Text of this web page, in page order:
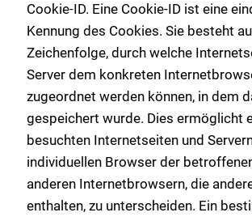
Cookie-ID. Eine Cookie-ID ist eine
Kennung des Cookies. Sie besteht
Zeichenfolge, durch welche
Server dem konkreten
zugeordnet werden können, in dem
gespeichert wurde. Dies ermöglicht
besuchten Internetseiten und
individuellen Browser der
anderen Internetbrowsern, die
enthalten, zu unterscheiden. Ein